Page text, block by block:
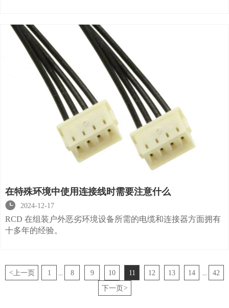
在特殊环境中使用连接线时需要注意什么

2024-12-17
RCD 在组装户外恶劣环境设备所需的电缆和连接器方面拥有
十多年的经验。
< 上一页 1 8 9 10 11 12 13 14
42
下一页>